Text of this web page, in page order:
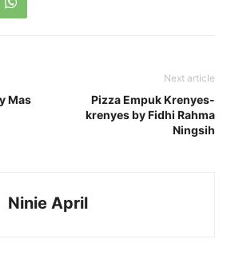
Mas
Next article
Pizza Empuk Krenyes-
krenyes by Fidhi Rahma
Ningsih
Ninie April